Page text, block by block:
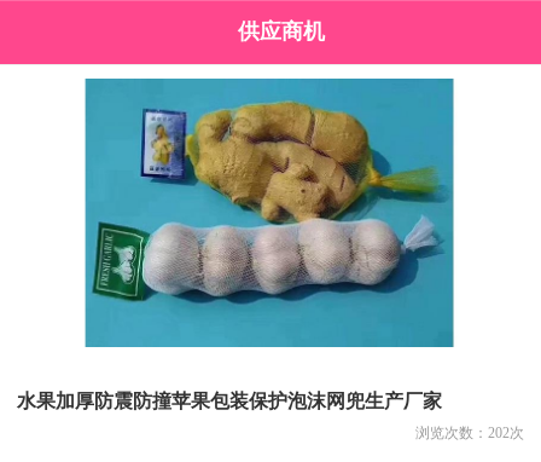
供应商机
水果加厚防震防撞苹果包装保护泡沫网兜生产厂家
浏览次数： 202次